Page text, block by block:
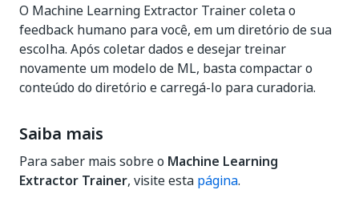
O Machine Learning Extractor Trainer coleta o
feedback humano para você, em um diretório de sua
escolha. Após coletar dados e desejar treinar
novamente um modelo de ML, basta compactar o
conteúdo do diretório e carregá-lo para curadoria.
Saiba mais
Para saber mais sobre o Machine Learning
Extractor Trainer, visite esta página.